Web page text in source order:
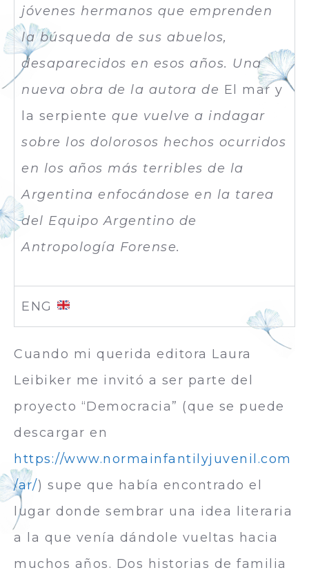
jóvenes hermanos que emprenden
la búsqueda de sus abuelos,
desaparecidos en esos años. Una
nueva obra de la autora de El mar y
la serpiente que vuelve a indagar
sobre los dolorosos hechos ocurridos
en los años más terribles de la
Argentina enfocándose en la tarea
del Equipo Argentino de
Antropología Forense.
ENG
Cuando mi querida editora Laura
Leibiker me invitó a ser parte del
proyecto “Democracia” (que se puede
descargar en
https://www.normainfantilyjuvenil.com
/ar/) supe que había encontrado el
lugar donde sembrar una idea literaria
a la que venía dándole vueltas hacia
muchos años. Dos historias de familia